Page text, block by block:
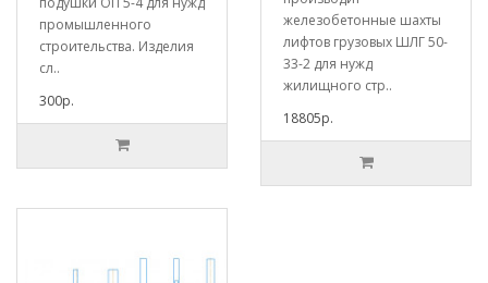
промышленного
строительства. Изделия
сл..
300р.
железобетонные шахты
лифтов грузовых ШЛГ 50-
33-2 для нужд
жилищного стр..
18805р.